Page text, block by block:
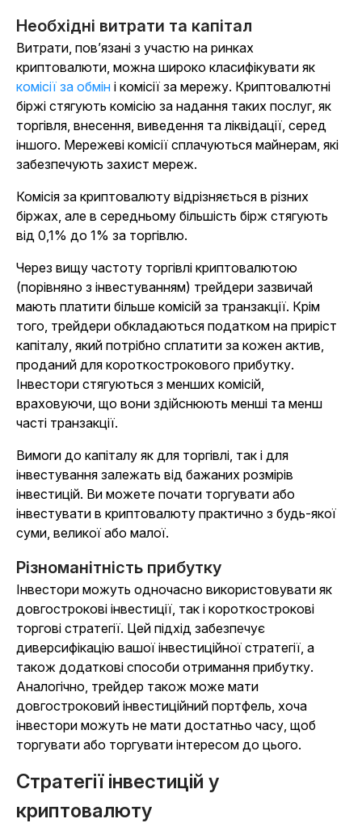
Необхідні витрати та капітал
Витрати, пов’язані з участю на ринках
криптовалюти, можна широко класифікувати як
комісії за обмін і комісії за мережу. Криптовалютні
біржі стягують комісію за надання таких послуг, як
торгівля, внесення, виведення та ліквідації, серед
іншого. Мережеві комісії сплачуються майнерам, які
забезпечують захист мереж.
Комісія за криптовалюту відрізняється в різних
біржах, але в середньому більшість бірж стягують
від 0,1% до 1% за торгівлю.
Через вищу частоту торгівлі криптовалютою
(порівняно з інвестуванням) трейдери зазвичай
мають платити більше комісій за транзакції. Крім
того, трейдери обкладаються податком на приріст
капіталу, який потрібно сплатити за кожен актив,
проданий для короткострокового прибутку.
Інвестори стягуються з менших комісій,
враховуючи, що вони здійснюють менші та менш
часті транзакції.
Вимоги до капіталу як для торгівлі, так і для
інвестування залежать від бажаних розмірів
інвестицій. Ви можете почати торгувати або
інвестувати в криптовалюту практично з будь-якої
суми, великої або малої.
Різноманітність прибутку
Інвестори можуть одночасно використовувати як
довгострокові інвестиції, так і короткострокові
торгові стратегії. Цей підхід забезпечує
диверсифікацію вашої інвестиційної стратегії, а
також додаткові способи отримання прибутку.
Аналогічно, трейдер також може мати
довгостроковий інвестиційний портфель, хоча
інвестори можуть не мати достатньо часу, щоб
торгувати або торгувати інтересом до цього.
Стратегії інвестицій у
криптовалюту